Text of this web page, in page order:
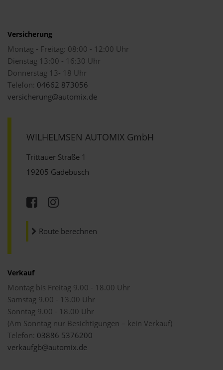
Versicherung
Montag - Freitag: 08:00 - 12:00 Uhr
Dienstag 13:00 - 16:30 Uhr
Donnerstag 13- 18 Uhr
Telefon: 04662 873056
versicherung@automix.de
WILHELMSEN AUTOMIX GmbH
Trittauer Straße 1
19205 Gadebusch
Route berechnen
Verkauf
Montag bis Freitag 9.00 - 18.00 Uhr
Samstag 9.00 - 13.00 Uhr
Sonntag 9.00 - 18.00 Uhr
(Am Sonntag nur Besichtigungen – kein Verkauf)
Telefon: 03886 5376200
verkaufgb@automix.de